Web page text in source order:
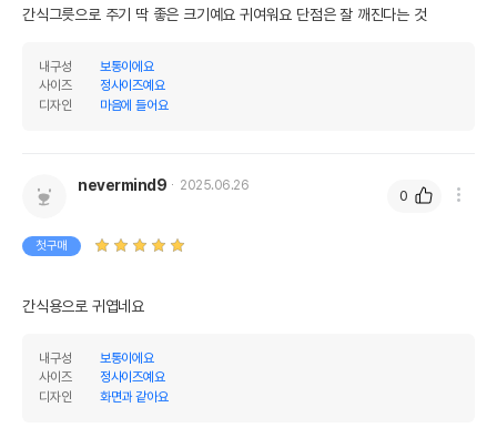
간식그릇으로 주기 딱 좋은 크기예요 귀여워요 단점은 잘 깨진다는 것
내구성
보통이에요
사이즈
정사이즈예요
디자인
마음에 들어요
nevermind9 2025.06.26
첫구매
간식용으로 귀엽네요
내구성
보통이에요
사이즈
정사이즈예요
디자인
화면과 같아요
0